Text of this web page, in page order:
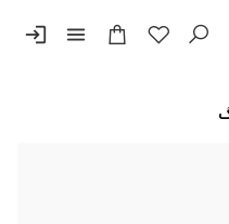
menu
login